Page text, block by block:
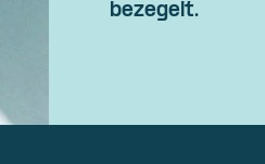
bezegelt.